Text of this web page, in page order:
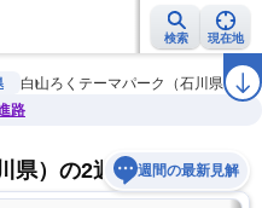
検索 現在地
警報・注意報 2週間天気 ラ
白山ろくテーマパーク（石川県）
路
県）の2週間天気予報
週間の最新見解